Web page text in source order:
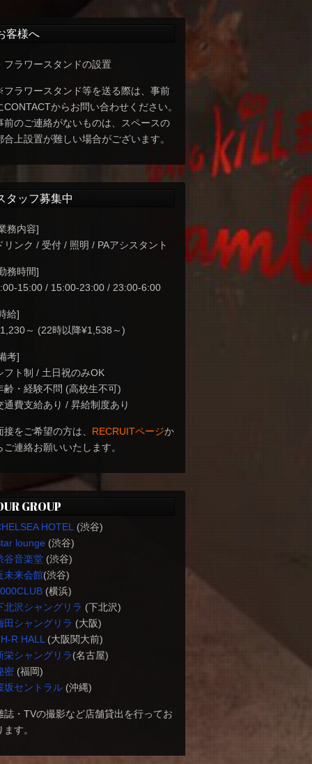
客様へ
フラワースタンドの設置
ラワースタンド等を送る際は、事前
CONTACTからお問い合わせください。
前のご連絡がないものは、スペースの
合上設置が難しい場合がございます。
タッフ募集中
務内容]
リンク / 受付 / 照明 / PAアシスタント
務時間]
15:00 / 15:00-23:00 / 23:00-6:00
給]
～ (22時以降¥1,538～)
考]
フト制 / 土日祝のみOK
齢・経験不問 (高校生不可)
通費支給あり / 昇給制度あり
接をご希望の方は、 RECRUITページか
ご連絡お願いいたします。
GROUP
HOTEL
(渋谷)
lounge(渋谷)
谷音楽堂(渋谷)
未来会館(渋谷)
(横浜)
北沢シャングリラ (下北沢)
田シャングリラ (大阪)
R HALL (大阪関大前)
栄シャングリラ(名古屋)
密(福岡)
坂セントラル(沖縄)
誌・TVの撮影など店舗貸出を行ってお
ます。